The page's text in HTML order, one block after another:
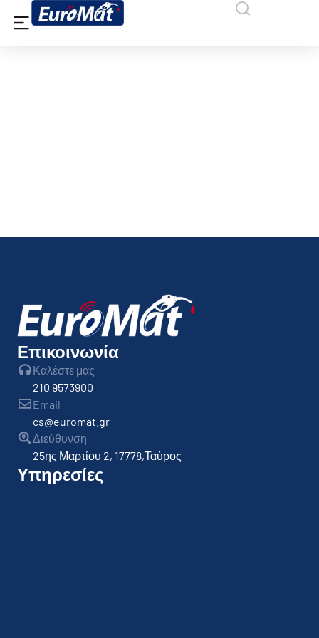
Επικοινωνία
Καλέστε μας
210 9573900
Email
cs@euromat.gr
Διεύθυνση
25ης Μαρτίου 2, 17778,Ταύρος
Υπηρεσίες